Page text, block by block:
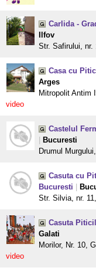
Carlida -
Ilfov
Str. Safirului, nr.
Casa cu
Arges
Mitropolit Antim
video
Castelul
Bucuresti
Drumul
Casuta cu
Bucuresti
Str. Silvia, nr.
Casuta
Galati
Morilor, Nr. 10,
video